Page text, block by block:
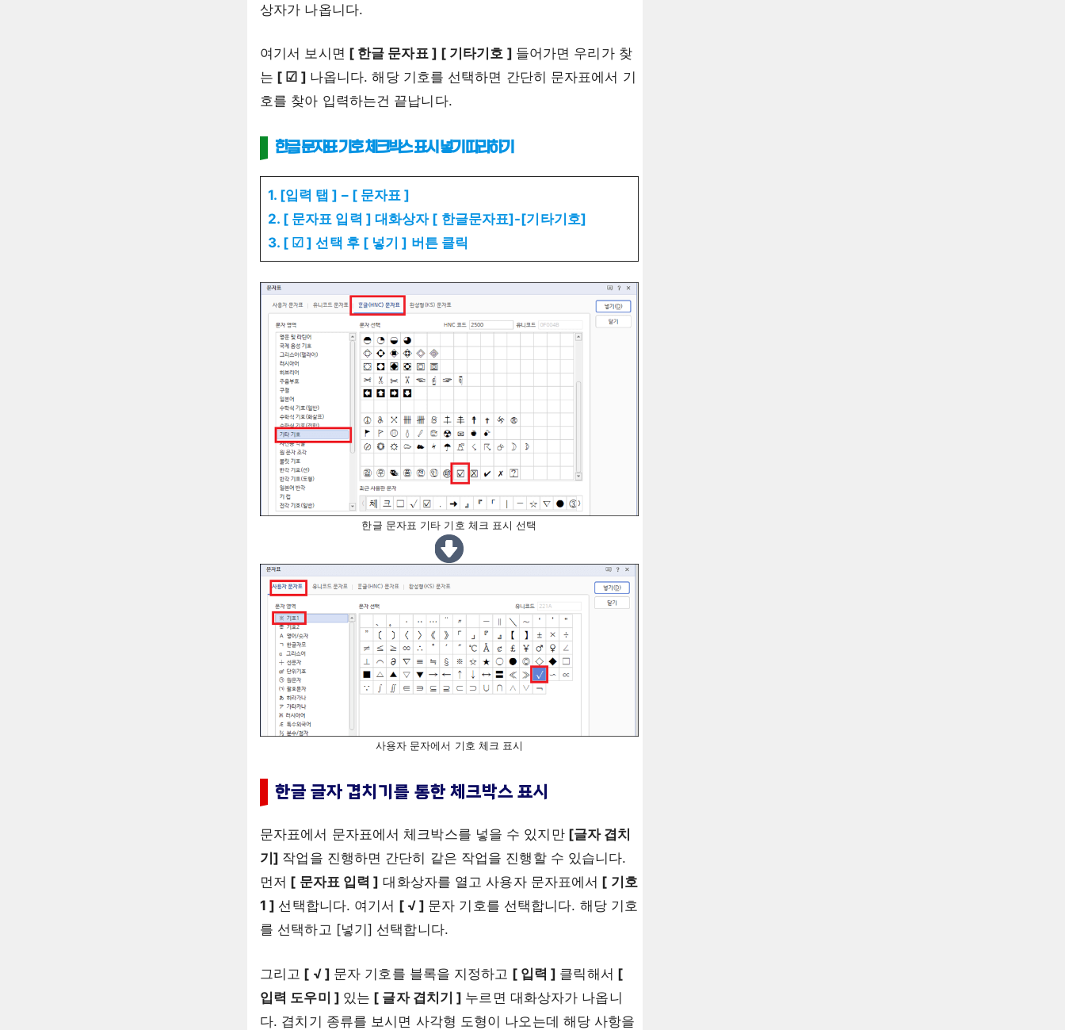
상자가 나옵니다.
여기서 보시면 [ 한글 문자표 ] [ 기타기호 ] 들어가면 우리가 찾
는 [ ☑ ] 나옵니다. 해당 기호를 선택하면 간단히 문자표에서 기
호를 찾아 입력하는건 끝납니다.
한글 문자표 기호 체크박스 표시 넣기 따라하기
1. [입력 탭 ] – [ 문자표 ]
2. [ 문자표 입력 ] 대화상자 [ 한글문자표]-[기타기호]
3. [ ☑ ] 선택 후 [ 넣기 ] 버튼 클릭
한글 문자표 기타 기호 체크 표시 선택
사용자 문자에서 기호 체크 표시
한글 글자 겹치기를 통한 체크박스 표시
문자표에서 문자표에서 체크박스를 넣을 수 있지만[글자 겹치
기] 작업을 진행하면 간단히 같은 작업을 진행할 수 있습니다.
먼저 [ 문자표 입력 ] 대화상자를 열고 사용자 문자표에서 [ 기호
1 ] 선택합니다. 여기서 [ √ ] 문자 기호를 선택합니다. 해당 기호
를 선택하고 [넣기] 선택합니다.
그리고 [ √ ] 문자 기호를 블록을 지정하고 [ 입력 ] 클릭해서 [
입력 도우미 ] 있는 [ 글자 겹치기 ] 누르면 대화상자가 나옵니
다. 겹치기 종류를 보시면 사각형 도형이 나오는데 해당 사항을